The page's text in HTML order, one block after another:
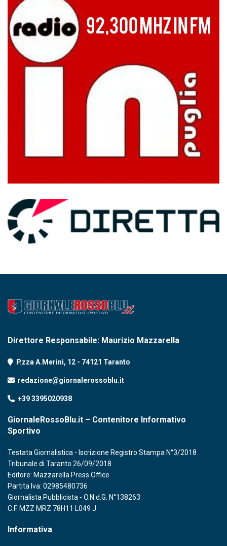
Direttore Responsabile: Maurizio Mazzarella
P.zza A.Merini, 12 - 74121 Taranto
redazione@giornalerossoblu.it
+39 3395020938
GiornaleRossoBlu.it – Contenitore Informativo
Sportivo
Testata Giornalistica - Iscrizione Registro Stampa N°3/2018
Tribunale di Taranto 26/09/2018
Editore: Mazzarella Press Office
Partita Iva: 02985480736
Giornalista Pubblicista - O.N.d.G. N°138263
C.F. MZZ MRZ 78H11 L049 J
Informativa